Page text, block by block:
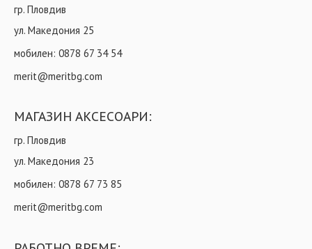
гр. Пловдив
ул. Македония 25
мобилен: 0878 67 34 54
merit@meritbg.com
МАГАЗИН АКСЕСОАРИ:
гр. Пловдив
ул. Македония 23
мобилен: 0878 67 73 85
merit@meritbg.com